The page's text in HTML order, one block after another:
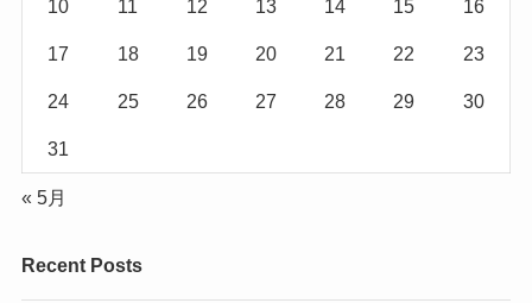
10 11 12 13 14 15 16
17 18 19 20 21 22 23
24 25 26 27 28 29 30
31
« 5月
Recent Posts